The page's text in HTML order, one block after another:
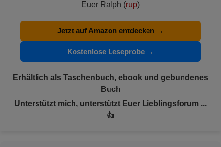
Euer Ralph (rup)
Jetzt auf Amazon entdecken →
Kostenlose Leseprobe →
Erhältlich als Taschenbuch, ebook und gebundenes
Buch
Unterstützt mich, unterstützt Euer Lieblingsforum ...
👍